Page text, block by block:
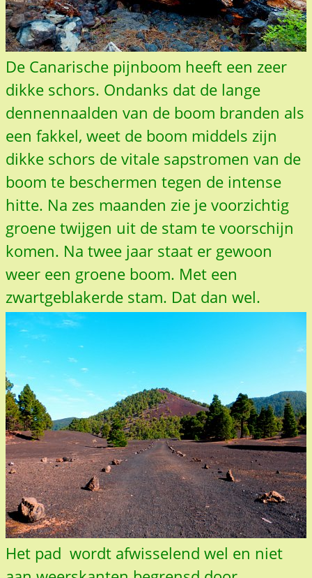
De Canarische pijnboom heeft een zeer
dikke schors. Ondanks dat de lange
dennennaalden van de boom branden als
een fakkel, weet de boom middels zijn
dikke schors de vitale sapstromen van de
boom te beschermen tegen de intense
hitte. Na zes maanden zie je voorzichtig
groene twijgen uit de stam te voorschijn
komen. Na twee jaar staat er gewoon
weer een groene boom. Met een
zwartgeblakerde stam. Dat dan wel.
Het pad wordt afwisselend wel en niet